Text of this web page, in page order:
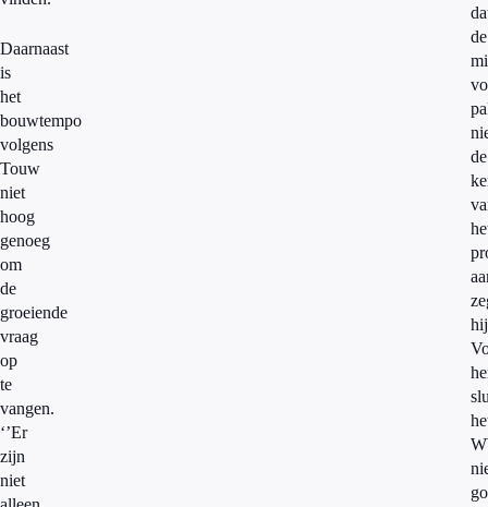
Daarnaast
is
het
bouwtempo
volgens
Touw
niet
hoog
genoeg
om
de
groeiende
vraag
op
te
vangen.
‘’Er
zijn
niet
de
de